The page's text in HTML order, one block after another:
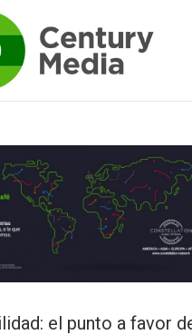
el punto a favor